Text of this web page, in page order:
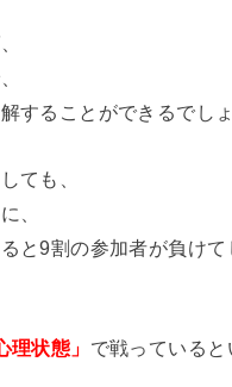
することができるでしょ
ても、
、
と9割の参加者が負けて
理状態」 で戦っていると